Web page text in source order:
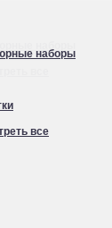
наборы
все